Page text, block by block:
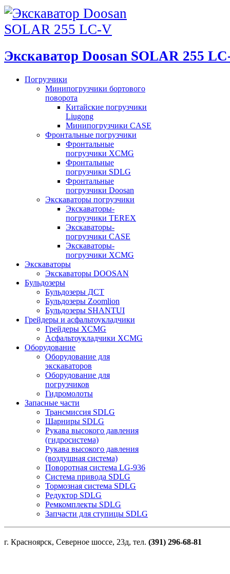
Экскаватор Doosan SOLAR 255
Погрузчики
Минипогрузчики бортового
поворота
Китайские погрузчики
Liugong
Минипогрузчики CASE
Фронтальные погрузчики
Фронтальные
погрузчики XCMG
Фронтальные
погрузчики SDLG
Фронтальные
погрузчики Doosan
Экскаваторы погрузчики
Экскаваторы-
погрузчики TEREX
Экскаваторы-
погрузчики CASE
Экскаваторы-
погрузчики XCMG
Экскаваторы
Экскаваторы DOOSAN
Бульдозеры
Бульдозеры ДСТ
Бульдозеры Zoomlion
Бульдозеры SHANTUI
Грейдеры и асфальтоукладчики
Грейдеры XCMG
Асфальтоукладчики XCMG
Оборудование
Оборудование для
экскаваторов
Оборудование для
погрузчиков
Гидромолоты
Запасные части
Трансмиссия SDLG
Шарниры SDLG
Рукава высокого давления
(гидросистема)
Рукава высокого давления
(воздушная система)
Поворотная система LG-936
Система привода SDLG
Тормозная система SDLG
Редуктор SDLG
Ремкомплекты SDLG
Запчасти для ступицы SDLG
г. Красноярск, Северное шоссе, 23д, тел. (391) 296-68-81